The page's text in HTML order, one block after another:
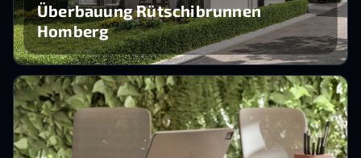
Überbauung Rütschibrunnen
Homberg